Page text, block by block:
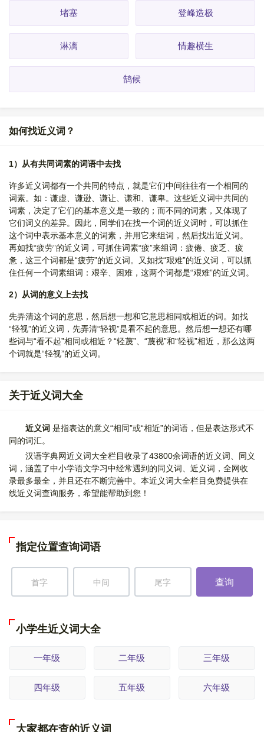
堵塞 登峰造极
淋漓 情趣横生
鹄候
如何找近义词？
1）从有共同词素的词语中去找
许多近义词都有一个共同的特点，就是它们中间往往有一个相同的
词素。如：谦虚、谦逊、谦让、谦和、谦卑。这些近义词中共同的
词素，决定了它们的基本意义是一致的；而不同的词素，又体现了
它们词义的差异。因此，同学们在找一个词的近义词时，可以抓住
这个词中表示基本意义的词素，并用它来组词，然后找出近义词。
再如找“疲劳”的近义词，可抓住词素“疲”来组词：疲倦、疲乏、疲
惫，这三个词都是“疲劳”的近义词。又如找“艰难”的近义词，可以抓
住任何一个词素组词：艰辛、困难，这两个词都是“艰难”的近义词。
2）从词的意义上去找
先弄清这个词的意思，然后想一想和它意思相同或相近的词。如找
“轻视”的近义词，先弄清“轻视”是看不起的意思。然后想一想还有哪
些词与“看不起”相同或相近？“轻蔑”、“蔑视”和“轻视”相近，那么这两
个词就是“轻视”的近义词。
关于近义词大全
近义词 是指表达的意义“相同”或“相近”的词语，但是表达形式不
同的词汇。
汉语字典网近义词大全栏目收录了43800余词语的近义词、同义
词，涵盖了中小学语文学习中经常遇到的同义词、近义词，全网收
录最多最全，并且还在不断完善中。本近义词大全栏目免费提供在
线近义词查询服务，希望能帮助到您！
指定位置查询词语
查询
小学生近义词大全
一年级 二年级 三年级
四年级 五年级 六年级
大家都在查的近义词